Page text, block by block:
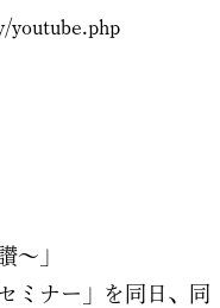
～」
ミナー」を同日、同